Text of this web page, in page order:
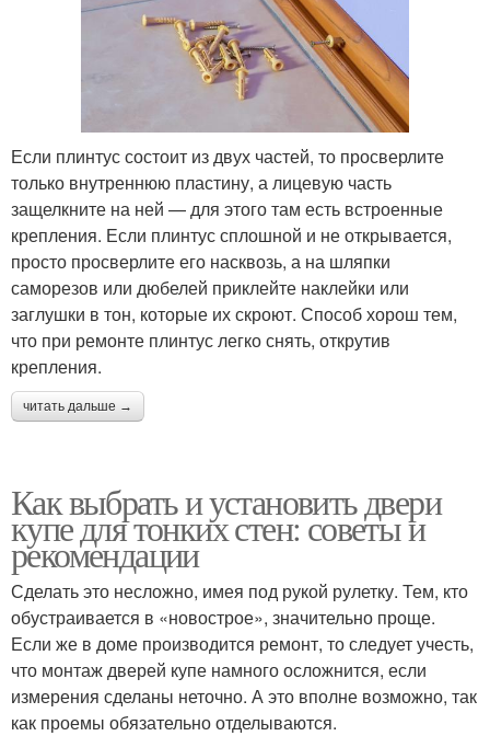
Если плинтус состоит из двух частей, то просверлите
только внутреннюю пластину, а лицевую часть
защелкните на ней — для этого там есть встроенные
крепления. Если плинтус сплошной и не открывается,
просто просверлите его насквозь, а на шляпки
саморезов или дюбелей приклейте наклейки или
заглушки в тон, которые их скроют. Способ хорош тем,
что при ремонте плинтус легко снять, открутив
крепления.
читать дальше →
Как выбрать и установить двери
купе для тонких стен: советы и
рекомендации
Сделать это несложно, имея под рукой рулетку. Тем, кто
обустраивается в «новострое», значительно проще.
Если же в доме производится ремонт, то следует учесть,
что монтаж дверей купе намного осложнится, если
измерения сделаны неточно. А это вполне возможно, так
как проемы обязательно отделываются.